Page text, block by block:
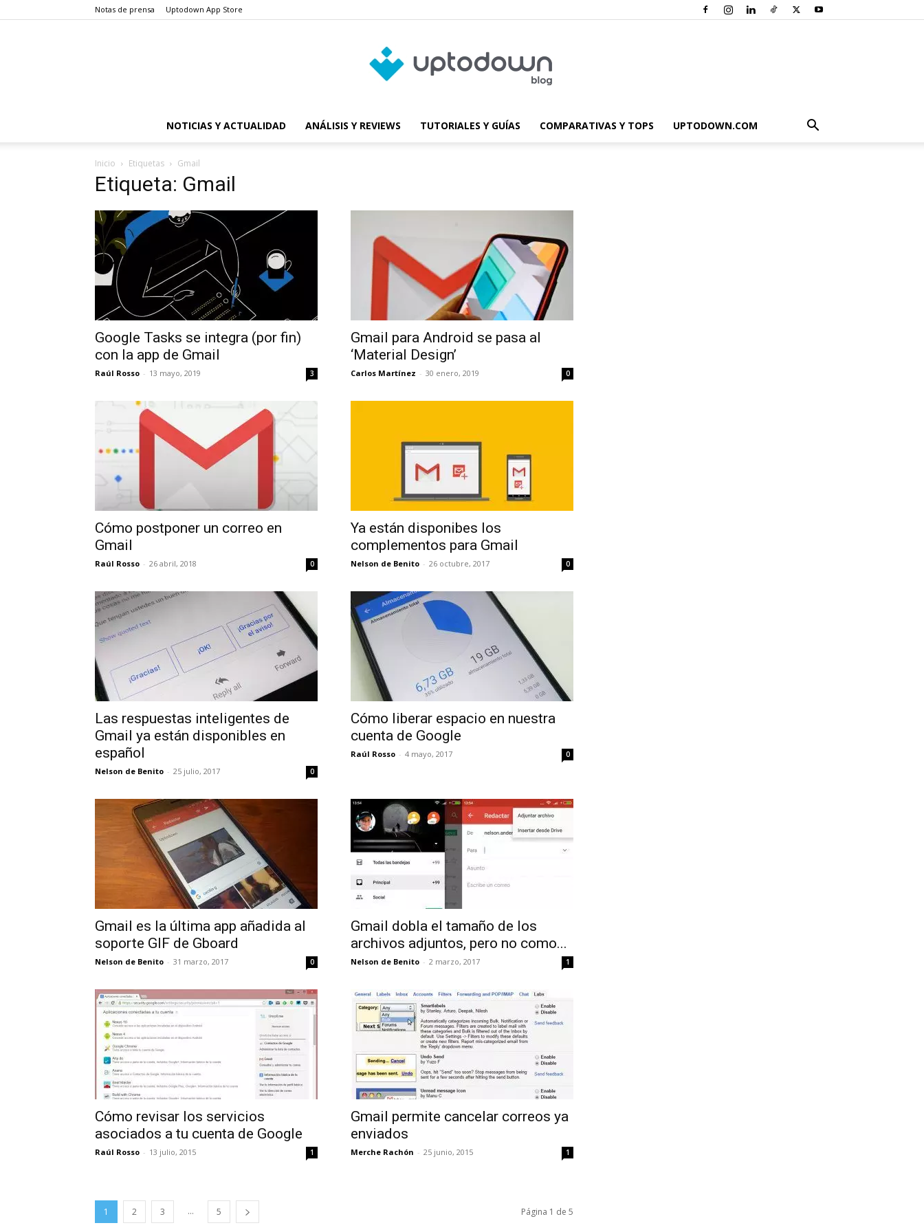
Notas de prensa Uptodown App Store
Uptodown
NOTICIAS Y ACTUALIDAD ANÁLISIS Y REVIEWS TUTORIALES Y GUÍAS COMPARATIVAS Y TOPS UPTODOWN.COM
Inicio Etiquetas Gmail
Etiqueta: Gmail
Google Tasks se integra (por fin)
con la app de Gmail
Raúl Rosso - 13 mayo, 2019 3
Gmail para Android se pasa al
‘Material Design’
Carlos Martínez - 30 enero, 2019 0
Cómo postponer un correo en
Gmail
Raúl Rosso - 26 abril, 2018 0
Ya están disponibes los
complementos para Gmail
Nelson de Benito - 26 octubre, 2017 0
Las respuestas inteligentes de
Gmail ya están disponibles en
español
Nelson de Benito - 25 julio, 2017 0
Cómo liberar espacio en nuestra
cuenta de Google
Raúl Rosso - 4 mayo, 2017 0
Gmail es la última app añadida al
soporte GIF de Gboard
Nelson de Benito - 31 marzo, 2017 0
Gmail dobla el tamaño de los
archivos adjuntos, pero no como...
Nelson de Benito - 2 marzo, 2017 1
Cómo revisar los servicios
asociados a tu cuenta de Google
Raúl Rosso - 13 julio, 2015 1
Gmail permite cancelar correos ya
enviados
Merche Rachón - 25 junio, 2015 1
1 2 3 ... 5 Página 1 de 5